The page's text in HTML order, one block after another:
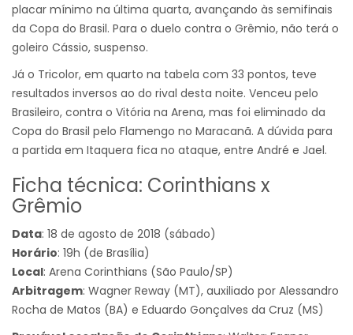
placar mínimo na última quarta, avançando às semifinais
da Copa do Brasil. Para o duelo contra o Grêmio, não terá o
goleiro Cássio, suspenso.
Já o Tricolor, em quarto na tabela com 33 pontos, teve
resultados inversos ao do rival desta noite. Venceu pelo
Brasileiro, contra o Vitória na Arena, mas foi eliminado da
Copa do Brasil pelo Flamengo no Maracanã. A dúvida para
a partida em Itaquera fica no ataque, entre André e Jael.
Ficha técnica: Corinthians x
Grêmio
Data: 18 de agosto de 2018 (sábado)
Horário: 19h (de Brasília)
Local: Arena Corinthians (São Paulo/SP)
Arbitragem: Wagner Reway (MT), auxiliado por Alessandro
Rocha de Matos (BA) e Eduardo Gonçalves da Cruz (MS)